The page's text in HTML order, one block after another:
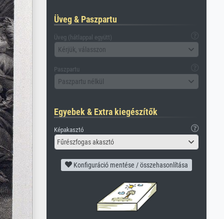
Üveg & Paszpartu
Üveg (hátlappal együtt)
Kérjük, válasszon
Paszpartu
Paszpartu nélkül
Egyebek & Extra kiegészítők
Képakasztó
Fűrészfogas akasztó
Konfiguráció mentése / összehasonlítása